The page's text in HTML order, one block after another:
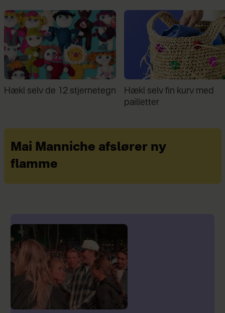
de 12 stjernetegn
Hækl selv fin kurv med
Mai Manniche afslører ny
flamme